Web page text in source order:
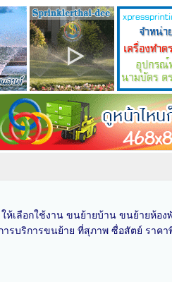
ห้เลือกใช้งาน ขนย้ายบ้าน ขนย้ายห้อ
รบริการขนย้าย ที่สุภาพ ซื่อสัตย์ ราคา